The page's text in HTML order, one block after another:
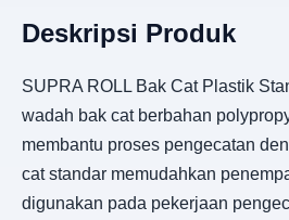
Deskripsi Produk
SUPRA ROLL Bak Cat Plastik
wadah bak cat berbahan
membantu proses pengecatan
cat standar memudahkan
digunakan pada pekerjaan